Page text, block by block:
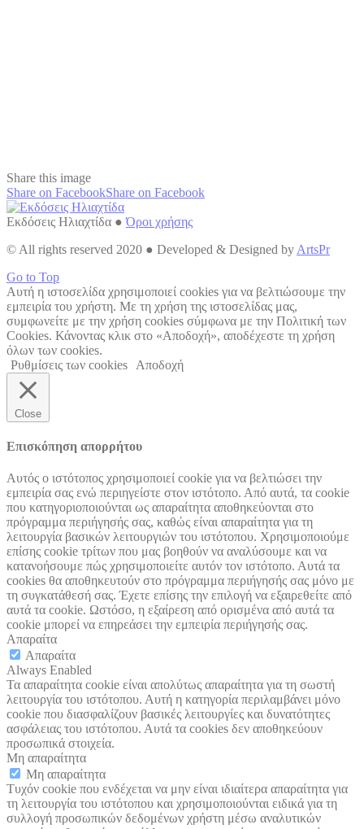
Share this image
Share on FacebookShare on Facebook
Εκδόσεις Ηλιαχτίδα ●Όροι χρήσης
© All rights reserved 2020 ● Developed & Designed by ArtsPr
Go to Top
Αυτή η ιστοσελίδα χρησιμοποιεί cookies για να βελτιώσουμε την
εμπειρία του χρήστη. Με τη χρήση της ιστοσελίδας μας,
συμφωνείτε με την χρήση cookies σύμφωνα με την Πολιτική των
Cookies. Κάνοντας κλικ στο «Αποδοχή», αποδέχεστε τη χρήση
όλων των cookies.
Ρυθμίσεις των cookies
Αποδοχή
Close
Επισκόπηση απορρήτου
Αυτός ο ιστότοπος χρησιμοποιεί cookie για να βελτιώσει την
εμπειρία σας ενώ περιηγείστε στον ιστότοπο. Από αυτά, τα cookie
που κατηγοριοποιούνται ως απαραίτητα αποθηκεύονται στο
πρόγραμμα περιήγησής σας, καθώς είναι απαραίτητα για τη
λειτουργία βασικών λειτουργιών του ιστότοπου. Χρησιμοποιούμε
επίσης cookie τρίτων που μας βοηθούν να αναλύσουμε και να
κατανοήσουμε πώς χρησιμοποιείτε αυτόν τον ιστότοπο. Αυτά τα
cookies θα αποθηκευτούν στο πρόγραμμα περιήγησής σας μόνο με
τη συγκατάθεσή σας. Έχετε επίσης την επιλογή να εξαιρεθείτε από
αυτά τα cookie. Ωστόσο, η εξαίρεση από ορισμένα από αυτά τα
cookie μπορεί να επηρεάσει την εμπειρία περιήγησής σας.
Απαραίτα
Απαραίτα
Always Enabled
Τα απαραίτητα cookie είναι απολύτως απαραίτητα για τη σωστή
λειτουργία του ιστότοπου. Αυτή η κατηγορία περιλαμβάνει μόνο
cookie που διασφαλίζουν βασικές λειτουργίες και δυνατότητες
ασφάλειας του ιστότοπου. Αυτά τα cookies δεν αποθηκεύουν
προσωπικά στοιχεία.
Μη απαραίτητα
Μη απαραίτητα
Τυχόν cookie που ενδέχεται να μην είναι ιδιαίτερα απαραίτητα για
τη λειτουργία του ιστότοπου και χρησιμοποιούνται ειδικά για τη
συλλογή προσωπικών δεδομένων χρήστη μέσω αναλυτικών